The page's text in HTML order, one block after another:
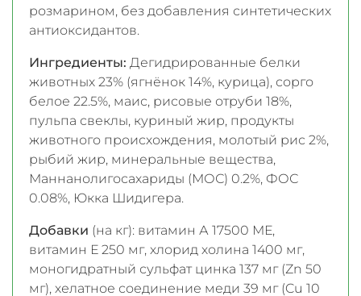
розмарином, без добавления синтетических
антиоксидантов.
Ингредиенты: Дегидрированные белки
животных 23% (ягнёнок 14%, курица), сорго
белое 22.5%, маис, рисовые отруби 18%,
пульпа свеклы, куриный жир, продукты
животного происхождения, молотый рис 2%,
рыбий жир, минеральные вещества,
Маннанолигосахариды (МОС) 0.2%, ФОС
0.08%, Юкка Шидигера.
Добавки (на кг): витамин А 17500 МЕ,
витамин Е 250 мг, хлорид холина 1400 мг,
моногидратный сульфат цинка 137 мг (Zn 50
мг), хелатное соединение меди 39 мг (Cu 10